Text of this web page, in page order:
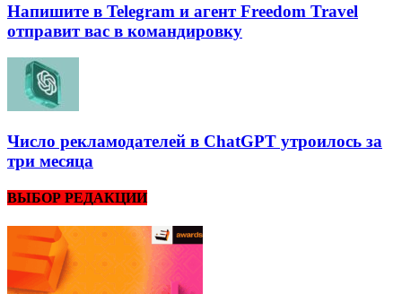
Напишите в Telegram и агент Freedom Travel
отправит вас в командировку
Число рекламодателей в ChatGPT утроилось за
три месяца
ВЫБОР РЕДАКЦИИ